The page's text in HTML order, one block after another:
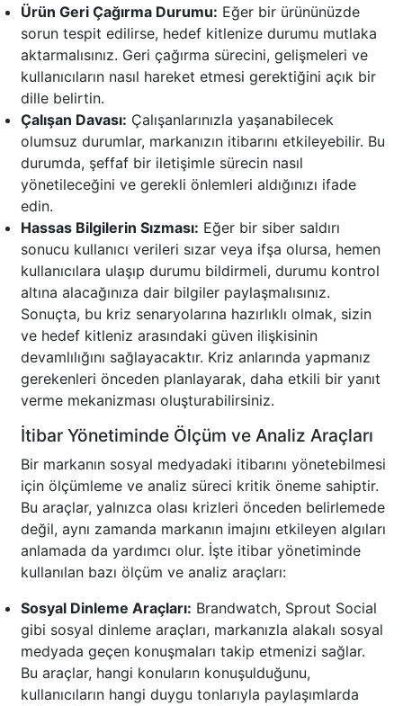
Ürün Geri Çağırma Durumu: Eğer bir ürününüzde
sorun tespit edilirse, hedef kitlenize durumu mutlaka
aktarmalısınız. Geri çağırma sürecini, gelişmeleri ve
kullanıcıların nasıl hareket etmesi gerektiğini açık bir
dille belirtin.
Çalışan Davası: Çalışanlarınızla yaşanabilecek
olumsuz durumlar, markanızın itibarını etkileyebilir. Bu
durumda, şeffaf bir iletişimle sürecin nasıl
yönetileceğini ve gerekli önlemleri aldığınızı ifade
edin.
Hassas Bilgilerin Sızması: Eğer bir siber saldırı
sonucu kullanıcı verileri sızar veya ifşa olursa, hemen
kullanıcılara ulaşıp durumu bildirmeli, durumu kontrol
altına alacağınıza dair bilgiler paylaşmalısınız.
Sonuçta, bu kriz senaryolarına hazırlıklı olmak, sizin
ve hedef kitleniz arasındaki güven ilişkisinin
devamlılığını sağlayacaktır. Kriz anlarında yapmanız
gerekenleri önceden planlayarak, daha etkili bir yanıt
verme mekanizması oluşturabilirsiniz.
İtibar Yönetiminde Ölçüm ve Analiz Araçları
Bir markanın sosyal medyadaki itibarını yönetebilmesi
için ölçümleme ve analiz süreci kritik öneme sahiptir.
Bu araçlar, yalnızca olası krizleri önceden belirlemede
değil, aynı zamanda markanın imajını etkileyen algıları
anlamada da yardımcı olur. İşte itibar yönetiminde
kullanılan bazı ölçüm ve analiz araçları:
Sosyal Dinleme Araçları: Brandwatch, Sprout Social
gibi sosyal dinleme araçları, markanızla alakalı sosyal
medyada geçen konuşmaları takip etmenizi sağlar.
Bu araçlar, hangi konuların konuşulduğunu,
kullanıcıların hangi duygu tonlarıyla paylaşımlarda